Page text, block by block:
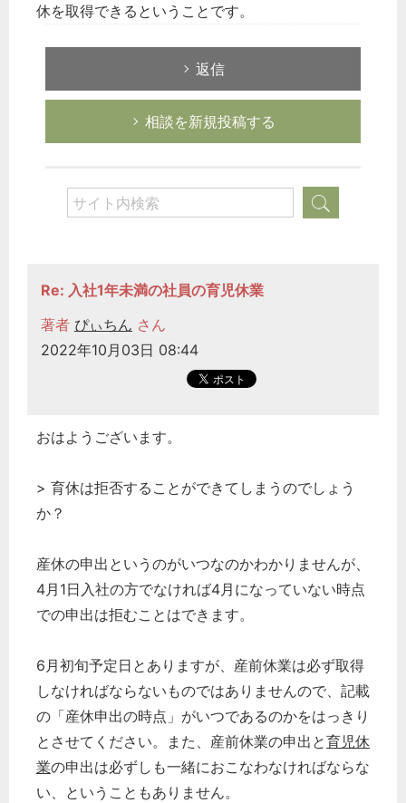
休を取得できるということです。
返信
相談を新規投稿する
Re: 入社1年未満の社員の育児休業
著者 ぴぃちん さん
2022年10月03日 08:44
おはようございます。
> 育休は拒否することができてしまうのでしょう
か？
産休の申出というのがいつなのかわかりませんが、
4月1日入社の方でなければ4月になっていない時点
での申出は拒むことはできます。
6月初旬予定日とありますが、産前休業は必ず取得
しなければならないものではありませんので、記載
の「産休申出の時点」がいつであるのかをはっきり
とさせてください。また、産前休業の申出と育児休
業の申出は必ずしも一緒におこなわなければならな
い、ということもありません。